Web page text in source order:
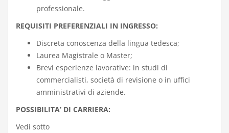
professionale.
REQUISITI PREFERENZIALI IN INGRESSO:
Discreta conoscenza della lingua tedesca;
Laurea Magistrale o Master;
Brevi esperienze lavorative: in studi di
commercialisti, società di revisione o in uffici
amministrativi di aziende.
POSSIBILITA’ DI CARRIERA:
Vedi sotto